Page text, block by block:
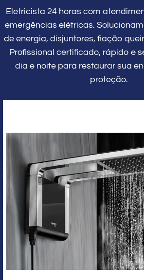
Eletricista 24 horas com
emergências elétricas.
de energia, disjuntores, fiação
Profissional certificado, rápido e
dia e noite para restaurar sua
proteção.